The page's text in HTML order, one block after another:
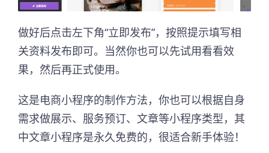
做好后点击左下角“立即发布”，按照提示填写相
关资料发布即可。当然你也可以先试用看看效
果，然后再正式使用。
这是电商小程序的制作方法，你也可以根据自身
需求做展示、服务预订、文章等小程序类型，其
中文章小程序是永久免费的，很适合新手体验！